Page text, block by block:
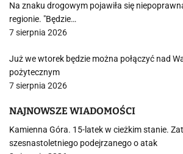
Na znaku drogowym pojawiła się
regionie. "Będzie…
7 sierpnia 2026
Już we wtorek będzie można połączyć nad
pożytecznym
7 sierpnia 2026
NAJNOWSZE WIADOMOŚCI
Kamienna Góra. 15-latek w cieżkim stanie.
szesnastoletniego podejrzanego o atak